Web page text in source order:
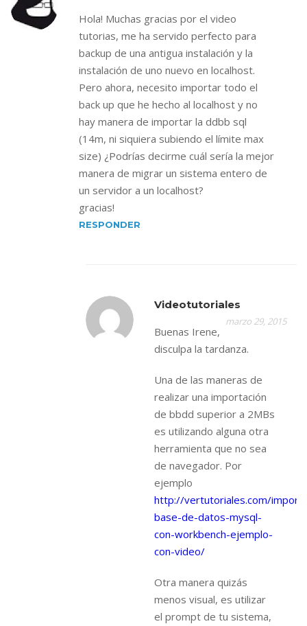
Hola! Muchas gracias por el video
tutorias, me ha servido perfecto para
backup de una antigua instalación y la
instalación de uno nuevo en localhost.
Pero ahora, necesito importar todo el
back up que he hecho al localhost y no
hay manera de importar la ddbb sql
(14m, ni siquiera subiendo el límite max
size) ¿Podrías decirme cuál sería la mejor
manera de migrar un sistema entero de
un servidor a un localhost?
gracias!
RESPONDER
Videotutoriales
marzo 29, 2015
Buenas Irene,
disculpa la tardanza.
Una de las maneras de
realizar una importación
de bbdd superior a 2MBs
es utilizando alguna otra
herramienta que no sea
de navegador. Por
ejemplo
http://vertutoriales.com/
base-de-datos-mysql-
con-workbench-ejemplo-
con-video/
Otra manera quizás
menos visual, es utilizar
el prompt de tu sistema,